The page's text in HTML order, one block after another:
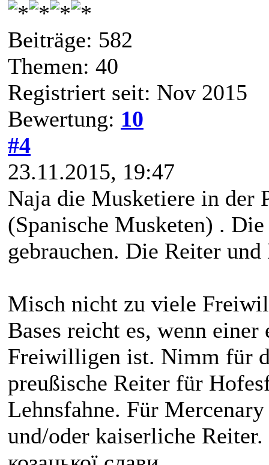
Beiträge: 582
Themen: 40
Registriert seit: Nov 2015
Bewertung: 10
#4
23.11.2015, 19:47
Naja die Musketiere in der
(Spanische Musketen) .
gebrauchen. Die Reiter
Misch nicht zu viele
Bases reicht es, wenn
Freiwilligen ist. Nimm für
preußische Reiter für
Lehnsfahne. Für
und/oder kaiserliche Reiter.